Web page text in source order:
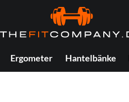
Ergometer Hantelbänke